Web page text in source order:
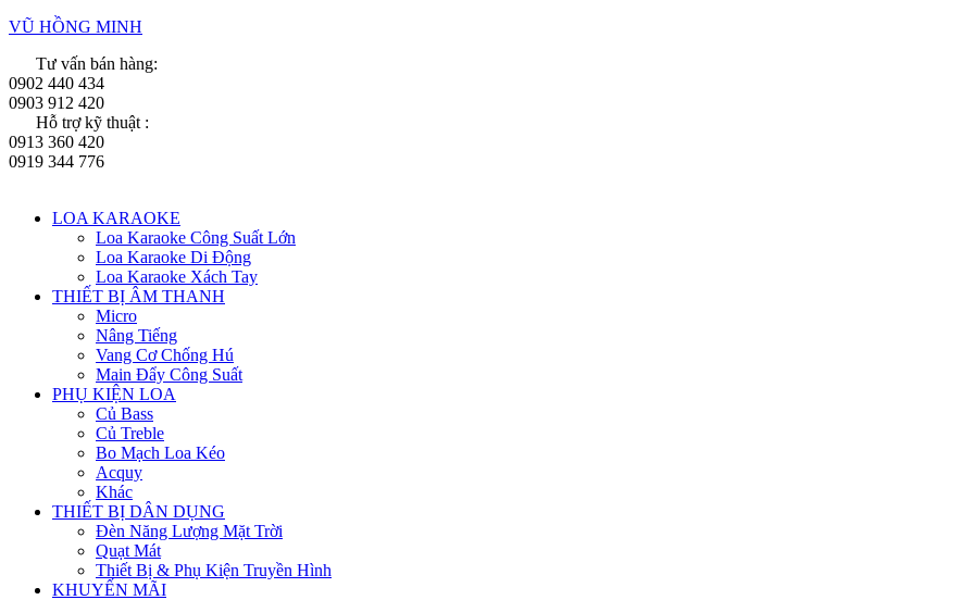
VŨ HỒNG MINH
Tư vấn bán hàng:
0902 440 434
0903 912 420
Hỗ trợ kỹ thuật :
0913 360 420
0919 344 776
Menu
LOA KARAOKE
Loa Karaoke Công Suất Lớn
Loa Karaoke Di Động
Loa Karaoke Xách Tay
THIẾT BỊ ÂM THANH
Micro
Nâng Tiếng
Vang Cơ Chống Hú
Main Đẩy Công Suất
PHỤ KIỆN LOA
Củ Bass
Củ Treble
Bo Mạch Loa Kéo
Acquy
Khác
THIẾT BỊ DÂN DỤNG
Đèn Năng Lượng Mặt Trời
Quạt Mát
Thiết Bị & Phụ Kiện Truyền Hình
KHUYẾN MÃI